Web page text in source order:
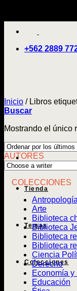
+562 2889
Tienda
Temas
Colecciones
Inicio /Libros
Buscar
Mostrando el único
AUTORES
COLECCIONES
Antropología
Arte
Biblioteca
Biblioteca
Biblioteca
Biblioteca
Ciencia
Derecho
Economía
Educación